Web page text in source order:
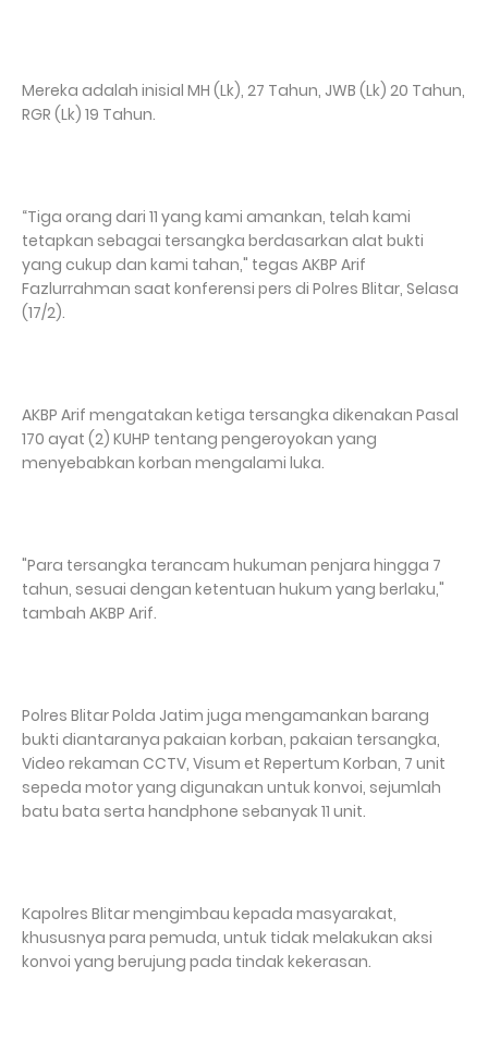
Mereka adalah inisial MH (Lk), 27 Tahun, JWB (Lk) 20 Tahun,
RGR (Lk) 19 Tahun.
“Tiga orang dari 11 yang kami amankan, telah kami
tetapkan sebagai tersangka berdasarkan alat bukti
yang cukup dan kami tahan," tegas AKBP Arif
Fazlurrahman saat konferensi pers di Polres Blitar, Selasa
(17/2).
AKBP Arif mengatakan ketiga tersangka dikenakan Pasal
170 ayat (2) KUHP tentang pengeroyokan yang
menyebabkan korban mengalami luka.
"Para tersangka terancam hukuman penjara hingga 7
tahun, sesuai dengan ketentuan hukum yang berlaku,"
tambah AKBP Arif.
Polres Blitar Polda Jatim juga mengamankan barang
bukti diantaranya pakaian korban, pakaian tersangka,
Video rekaman CCTV, Visum et Repertum Korban, 7 unit
sepeda motor yang digunakan untuk konvoi, sejumlah
batu bata serta handphone sebanyak 11 unit.
Kapolres Blitar mengimbau kepada masyarakat,
khususnya para pemuda, untuk tidak melakukan aksi
konvoi yang berujung pada tindak kekerasan.